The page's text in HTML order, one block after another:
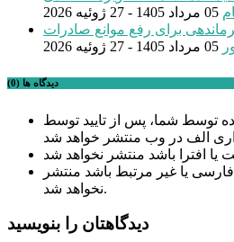
05 مرداد 1405 - 27 ژوئیه 2026
برای رفع موانع صادرات
05 مرداد 1405 - 27 ژوئیه 2026
دیدگاه ها (0)
توسط شما، پس از تایید توسط
فارسی یا غیر مرتبط باشد منتشر
نخواهد شد.
دیدگاهتان را بنویسید